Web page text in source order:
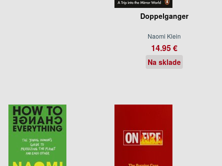
Doppelganger
Naomi Klein
14.95 €
Na sklade